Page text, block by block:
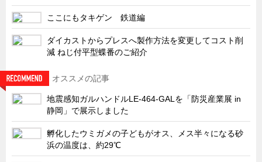
ここにもタキゲン 鉄道編
ダイカストからプレスへ製作方法を変更してコスト削
減 ねじ付平型蝶番のご紹介
オススメの記事
地震感知ガルハンドルLE-464-GALを「防災産業展 in
静岡」で展示しました
孵化したウミガメの子どもがオス、メス半々になる砂
浜の温度は、約29℃